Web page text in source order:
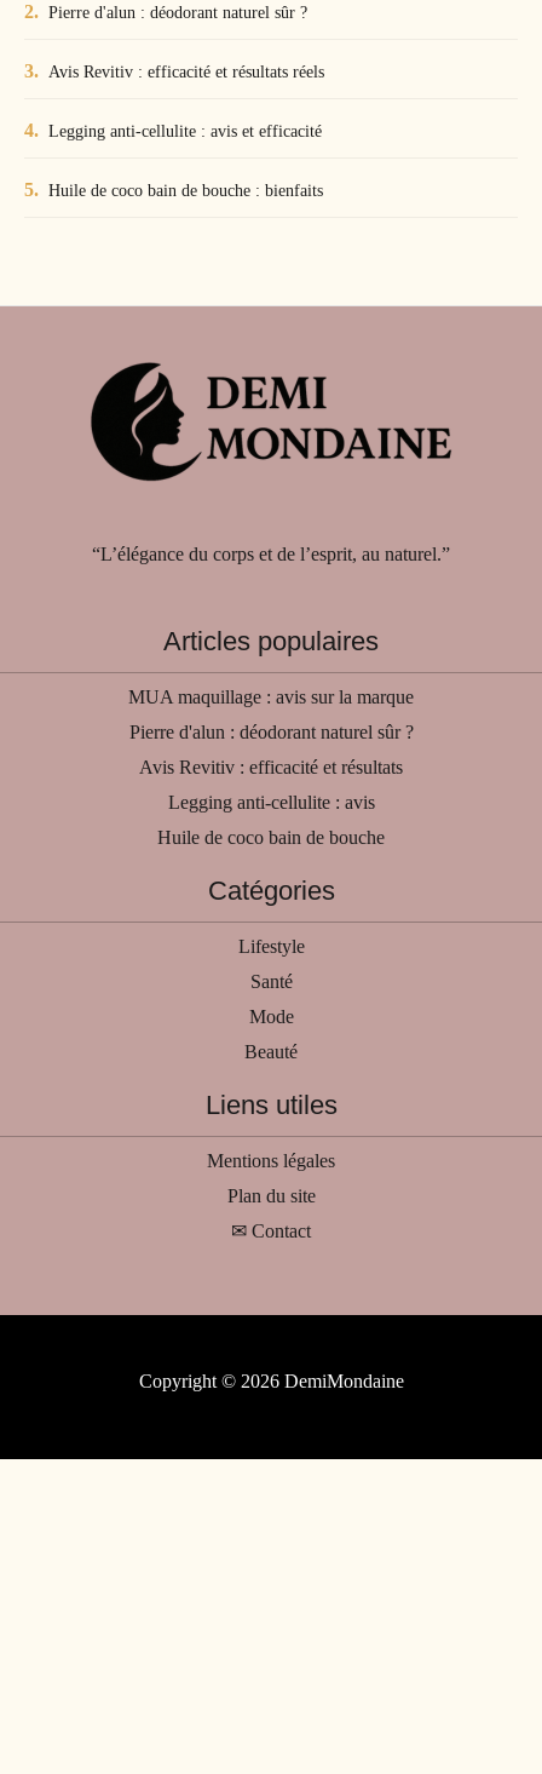
Pierre d'alun : déodorant naturel sûr ?
Avis Revitiv : efficacité et résultats réels
Legging anti-cellulite : avis et efficacité
Huile de coco bain de bouche : bienfaits
“L’élégance du corps et de l’esprit, au naturel.”
Articles populaires
MUA maquillage : avis sur la marque
Pierre d'alun : déodorant naturel sûr ?
Avis Revitiv : efficacité et résultats
Legging anti-cellulite : avis
Huile de coco bain de bouche
Catégories
Lifestyle
Santé
Mode
Beauté
Liens utiles
Mentions légales
Plan du site
✉ Contact
Copyright © 2026 DemiMondaine